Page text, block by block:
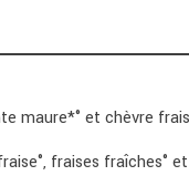
maure*° et chèvre
fraises fraîches°